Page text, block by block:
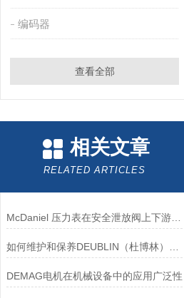
编码器
查看全部
相关文章
RELATED ARTICLES
McDaniel 压力表在安全泄放阀上下游压力监测中的应用
DEMAG电机在机械设备中的应用广泛性